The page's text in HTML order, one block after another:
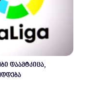
დაამტკიცა,